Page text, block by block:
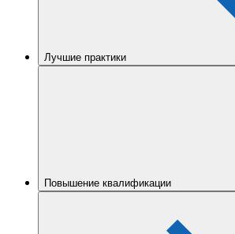
Лучшие практики
Повышение квалификации